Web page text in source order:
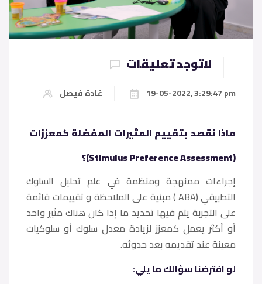
لاتوجد تعليقات
غادة فيصل 19-05-2022, 3:29:47 pm
ماذا نقصد بتقييم المثيرات المفضلة كمعززات
(Stimulus Preference Assessment)؟
إجراءات ممنهجة ومنظمة في علم تحليل السلوك
التطبيقي (ABA ) مبنية على الملاحظة و تقييمات قائمة
على التجربة يتم فيها تحديد ما إذا كان هناك مثير واحد
أو أكثر يعمل كمعزز لزيادة معدل سلوك أو سلوكيات
معينة عند تقديمه بعد حدوثه.
لو افترضنا سؤالك ما يلي: